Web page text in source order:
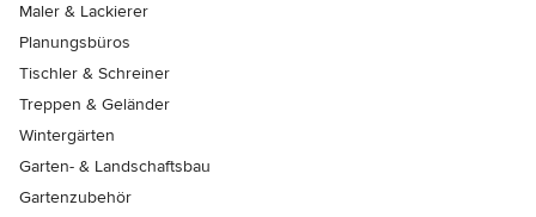
Maler & Lackierer
Planungsbüros
Tischler & Schreiner
Treppen & Geländer
Wintergärten
Garten- & Landschaftsbau
Gartenzubehör